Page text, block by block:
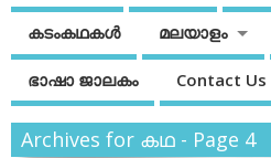
കടംകഥകള്‍ മലയാളം
ഭാഷാ ജാലകം Contact Us
Archives for കഥ - Page 4